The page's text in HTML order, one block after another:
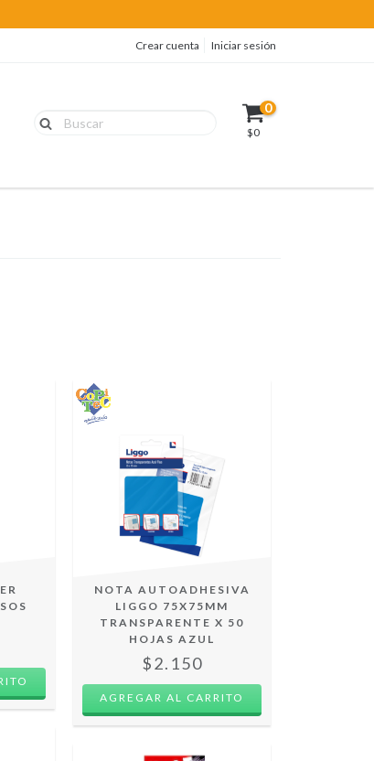
Crear cuenta Iniciar sesión
0
$0
NOTA AUTOADHESIVA
LIGGO 75X75MM
TRANSPARENTE X 50
HOJAS AZUL
$2.150